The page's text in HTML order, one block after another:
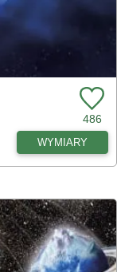
486
WYMIARY